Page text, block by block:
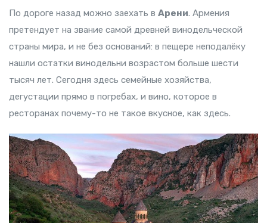
По дороге назад можно заехать в Арени. Армения
претендует на звание самой древней винодельческой
страны мира, и не без оснований: в пещере неподалёку
нашли остатки винодельни возрастом больше шести
тысяч лет. Сегодня здесь семейные хозяйства,
дегустации прямо в погребах, и вино, которое в
ресторанах почему-то не такое вкусное, как здесь.